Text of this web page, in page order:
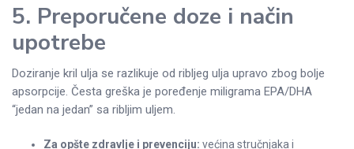
5. Preporučene doze i način
upotrebe
Doziranje kril ulja se razlikuje od ribljeg ulja upravo zbog bolje
apsorpcije. Česta greška je poređenje miligrama EPA/DHA
“jedan na jedan” sa ribljim uljem.
Za opšte zdravlje i prevenciju: većina stručnjaka i